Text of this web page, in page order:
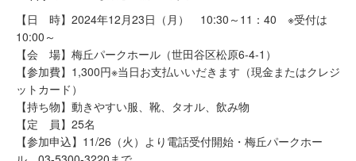
【日 時】2024年12月23日（月） 10:30～11：40 ※受付は
10:00～
【会 場】梅丘パークホール（世田谷区松原6-4-1）
【参加費】1,300円※当日お支払いいだきます（現金またはクレジ
ットカード）
【持ち物】動きやすい服、靴、タオル、飲み物
【定 員】25名
【参加申込】11/26（火）より電話受付開始・梅丘パークホー